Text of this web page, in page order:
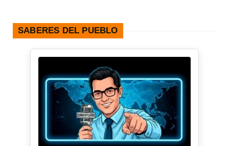
SABERES DEL PUEBLO